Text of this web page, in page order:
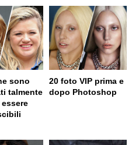
sono
talmente
20 foto VIP prima e
dopo Photoshop